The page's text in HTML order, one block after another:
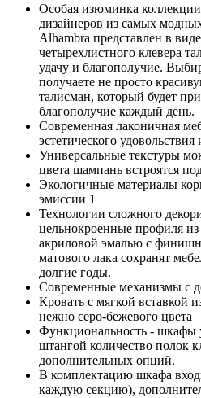
Особая изюминка
дизайнеров из самых
Alhambra представлен в
четырехлистного клевера
удачу и благополучие.
получаете не просто
талисман, который будет
благополучие каждый день.
Современная лаконичная
эстетического удовольствия
Универсальные текстуры
цвета шампань встроятся
Экологичные материалы
эмиссии 1
Технологии сложного
цельнокроенные профиля
акриловой эмалью с
матового лака сохранят
долгие годы.
Современные механизмы с
Кровать с мягкой вставкой
нежно серо-бежевого цвета
Функциональность - шкафы
штангой количество полок
дополнительных опций.
В комплектацию шкафа
каждую секцию),